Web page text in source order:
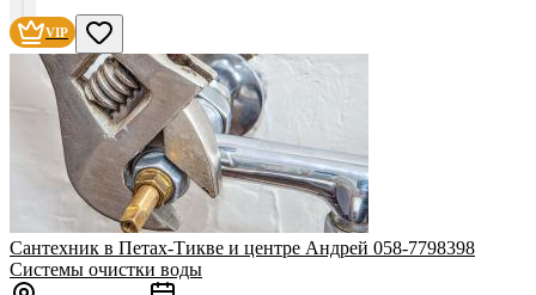
VIP
Сантехник в Петах-Тикве и центре Андрей 058-7798398
Системы очистки воды